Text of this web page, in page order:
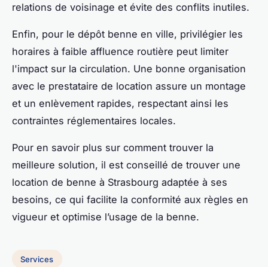
relations de voisinage et évite des conflits inutiles.
Enfin, pour le dépôt benne en ville, privilégier les
horaires à faible affluence routière peut limiter
l'impact sur la circulation. Une bonne organisation
avec le prestataire de location assure un montage
et un enlèvement rapides, respectant ainsi les
contraintes réglementaires locales.
Pour en savoir plus sur comment trouver la
meilleure solution, il est conseillé de trouver une
location de benne à Strasbourg adaptée à ses
besoins, ce qui facilite la conformité aux règles en
vigueur et optimise l’usage de la benne.
Services